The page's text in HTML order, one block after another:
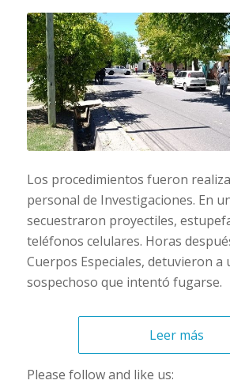
Los procedimientos fueron
personal de Investigaciones. En
secuestraron proyectiles,
teléfonos celulares. Horas
Cuerpos Especiales, detuvieron a
sospechoso que intentó fugarse.
Leer más
Please follow and like us: